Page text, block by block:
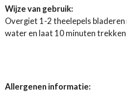
Wijze van gebruik:
Overgiet 1-2 theelepels bladeren
water en laat 10 minuten trekken
Allergenen informatie: